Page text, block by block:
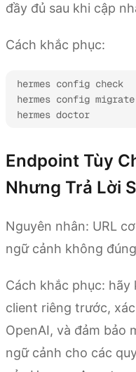
đầy đủ sau khi cập
Cách khắc phục:
hermes config check
hermes config migrate
hermes doctor
Endpoint Tùy
Nhưng Trả Lời
Nguyên nhân: URL
ngữ cảnh không
Cách khắc phục:
client riêng trước,
OpenAI, và đảm bảo
ngữ cảnh cho các